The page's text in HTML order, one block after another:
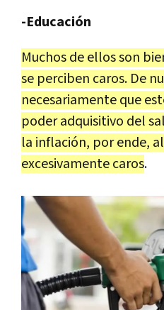
-Educación
Muchos de ellos son
se perciben caros. De
necesariamente que
poder adquisitivo del
la inflación, por ende,
excesivamente caros.